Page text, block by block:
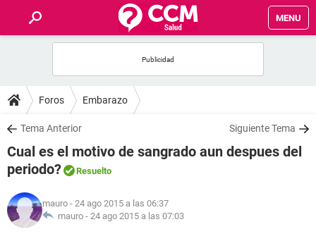
MENU
FOROS
SALUD
FAMILIA
NUTRICIÓN
Foros Embarazo
Tema Anterior Siguiente Tema
Cual es el motivo de sangrado aun despues del
periodo?
Resuelto
mauro - 24 ago 2015 a las 06:37
mauro - 24 ago 2015 a las 07:03